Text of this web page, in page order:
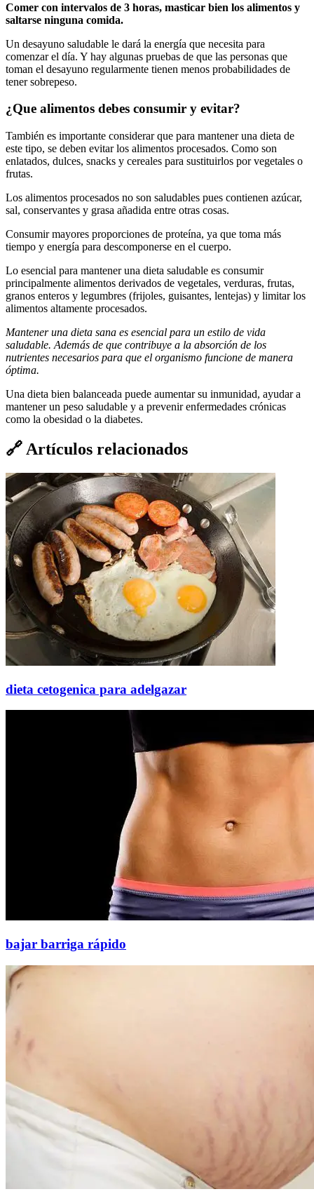
Comer con intervalos de 3 horas, masticar bien los alimentos y
saltarse ninguna comida.
Un desayuno saludable le dará la energía que necesita para
comenzar el día. Y hay algunas pruebas de que las personas que
toman el desayuno regularmente tienen menos probabilidades de
tener sobrepeso.
¿Que alimentos debes consumir y evitar?
También es importante considerar que para mantener una dieta de
este tipo, se deben evitar los alimentos procesados. Como son
enlatados, dulces, snacks y cereales para sustituirlos por vegetales o
frutas.
Los alimentos procesados no son saludables pues contienen azúcar,
sal, conservantes y grasa añadida entre otras cosas.
Consumir mayores proporciones de proteína, ya que toma más
tiempo y energía para descomponerse en el cuerpo.
Lo esencial para mantener una dieta saludable es consumir
principalmente alimentos derivados de vegetales, verduras, frutas,
granos enteros y legumbres (frijoles, guisantes, lentejas) y limitar los
alimentos altamente procesados.
Mantener una dieta sana es esencial para un estilo de vida
saludable. Además de que contribuye a la absorción de los
nutrientes necesarios para que el organismo funcione de manera
óptima.
Una dieta bien balanceada puede aumentar su inmunidad, ayudar a
mantener un peso saludable y a prevenir enfermedades crónicas
como la obesidad o la diabetes.
🔗 Artículos relacionados
dieta cetogenica para adelgazar
bajar barriga rápido